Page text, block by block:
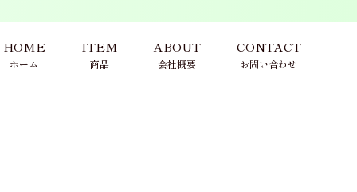
HOME
ホーム
ITEM
商品
ABOUT
会社概要
CONTACT
お問い合わせ